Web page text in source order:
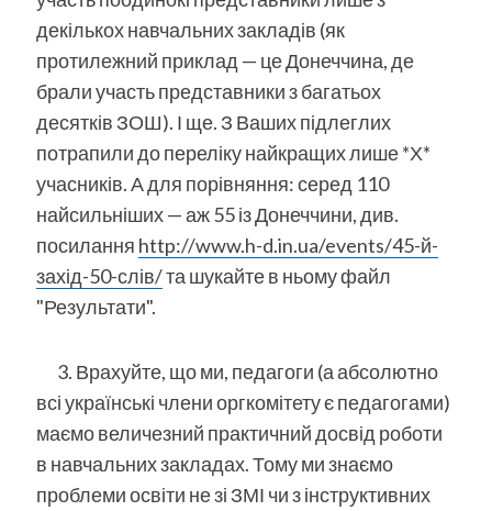
декількох навчальних закладів (як
протилежний приклад — це Донеччина, де
брали участь представники з багатьох
десятків ЗОШ). І ще. З Ваших підлеглих
потрапили до переліку найкращих лише *Х*
учасників. А для порівняння: серед 110
найсильніших — аж 55 із Донеччини, див.
посилання http://www.h-d.in.ua/events/45-й-
захід-50-слів/та шукайте в ньому файл
"Результати".
3. Врахуйте, що ми, педагоги (а абсолютно
всі українські члени оргкомітету є педагогами)
маємо величезний практичний досвід роботи
в навчальних закладах. Тому ми знаємо
проблеми освіти не зі ЗМІ чи з інструктивних